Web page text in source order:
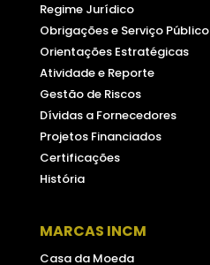
Regime Jurídico
Obrigações e Serviço Público
Orientações Estratégicas
Atividade e Reporte
Gestão de Riscos
Dívidas a Fornecedores
Projetos Financiados
Certificações
História
MARCAS INCM
Casa da Moeda